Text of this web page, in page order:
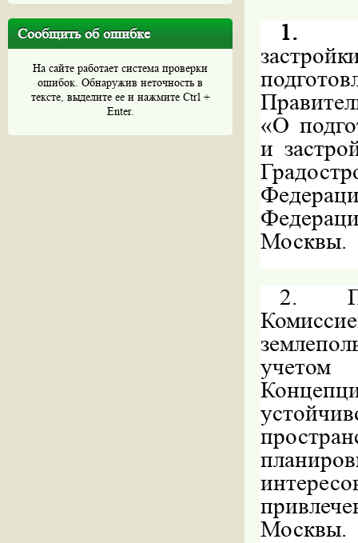
Сообщить об ошибке
На сайте работает система проверки
ошибок. Обнаружив неточность в
тексте, выделите ее и нажмите Ctrl +
Enter.
1.
«О
и
Москвы.
2.
учетом
Москвы.